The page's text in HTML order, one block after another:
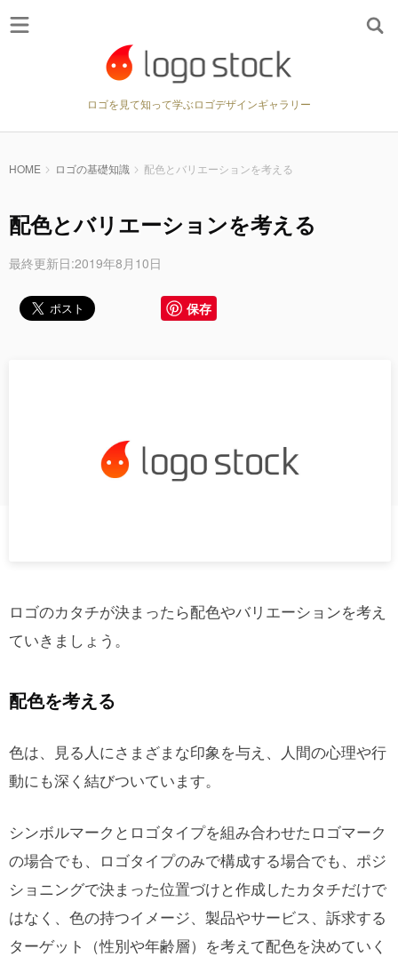
ロゴを見て知って学ぶロゴデザインギャラリー
HOME ロゴの基礎知識 配色とバリエーションを考える
配色とバリエーションを考える
最終更新日:2019年8月10日
保存
ロゴのカタチが決まったら配色やバリエーションを考え
ていきましょう。
配色を考える
色は、見る人にさまざまな印象を与え、人間の心理や行
動にも深く結びついています。
シンボルマークとロゴタイプを組み合わせたロゴマーク
の場合でも、ロゴタイプのみで構成する場合でも、ポジ
ショニングで決まった位置づけと作成したカタチだけで
はなく、色の持つイメージ、製品やサービス、訴求する
ターゲット（性別や年齢層）を考えて配色を決めていく